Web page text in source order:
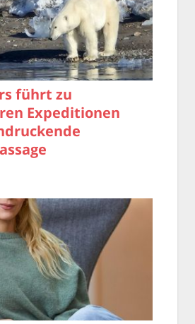
führt zu
Expeditionen